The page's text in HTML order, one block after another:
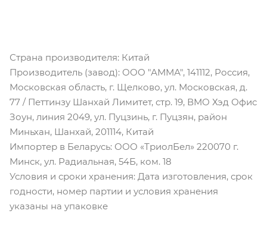
Страна производителя: Китай
Производитель (завод): ООО "АММА", 141112, Россия,
Московская область, г. Щелково, ул. Московская, д.
77 / Петтинзу Шанхай Лимитет, стр. 19, ВМО Хэд Офис
Зоун, линия 2049, ул. Пуцзинь, г. Пуцзян, район
Миньхан, Шанхай, 201114, Китай
Импортер в Беларусь: ООО «ТриолБел» 220070 г.
Минск, ул. Радиальная, 54Б, ком. 18
Условия и сроки хранения: Дата изготовления, срок
годности, номер партии и условия хранения
указаны на упаковке